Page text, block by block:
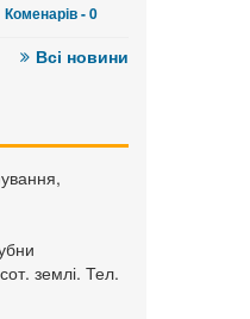
Коменарів - 0
Всі новини
землі. Тел.